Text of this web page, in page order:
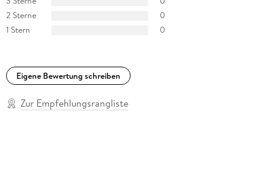
2 Sterne
0
1 Stern
0
Eigene Bewertung schreiben
Zur Empfehlungsrangliste